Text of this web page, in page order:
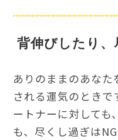
背伸びしたり
ありのままのあな
される運気のとき
ートナーに対しても
も、尽くし過ぎは